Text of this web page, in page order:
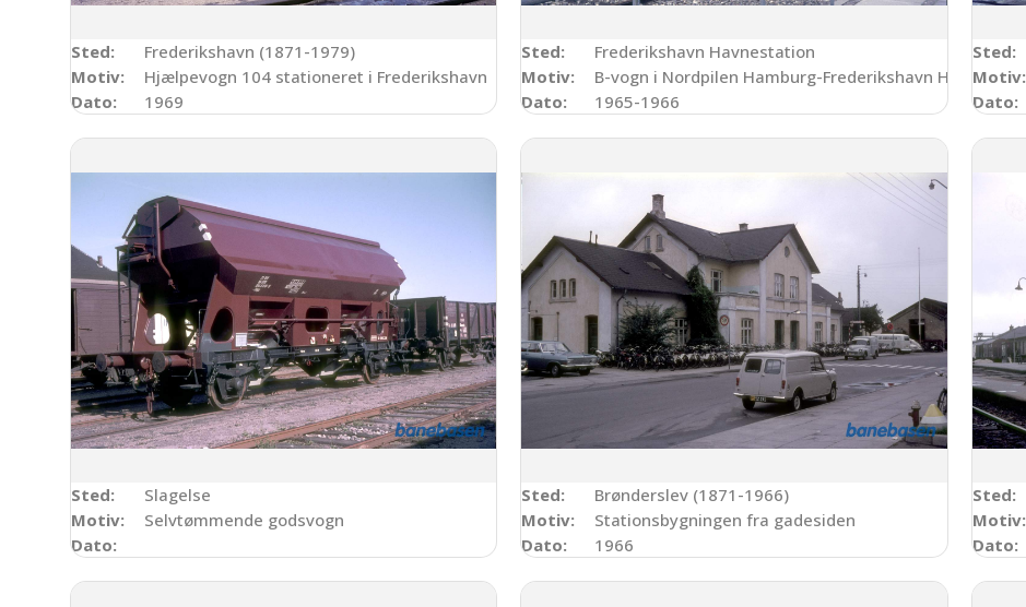
Sted:
Frederikshavn (1871-1979)
Motiv:
Hjælpevogn 104 stationeret i Frederikshavn
Dato:
1969
Sted:
Frederikshavn Havnestation
Motiv:
B-vogn i Nordpilen Hamburg-Frederikshavn Havn
Dato:
1965-1966
Sted:
Motiv:
Dato:
Sted:
Slagelse
Motiv:
Selvtømmende godsvogn
Dato:
Sted:
Brønderslev (1871-1966)
Motiv:
Stationsbygningen fra gadesiden
Dato:
1966
Sted:
Motiv:
Dato: